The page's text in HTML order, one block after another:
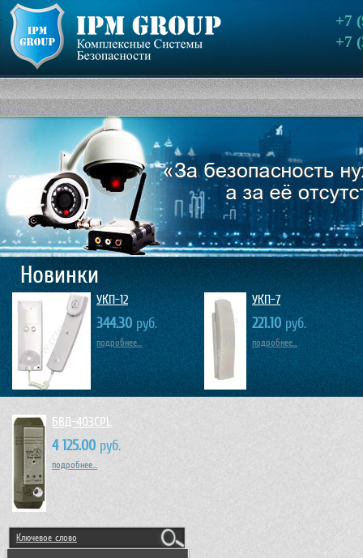
Новинки
УКП-12
344.30руб.
подробнее...
УКП-7
221.10 руб.
подробнее...
БВД-403CPL
4 125.00 руб.
подробнее...
+7
+7